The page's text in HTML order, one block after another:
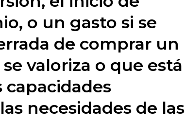
o un gasto si se
de comprar un
valoriza o que está
capacidades
necesidades de las